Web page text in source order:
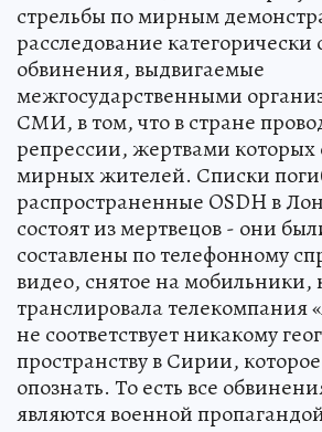
стрельбы по мирным
расследование категорически
обвинения, выдвигаемые
межгосударственными
СМИ, в том, что в стране
репрессии, жертвами которых
мирных жителей. Списки
распространенные OSDH в
состоят из мертвецов - они
составлены по телефонному
видео, снятое на мобильники,
транслировала телекомпания
не соответствует никакому
пространству в Сирии,
опознать. То есть все
являются военной